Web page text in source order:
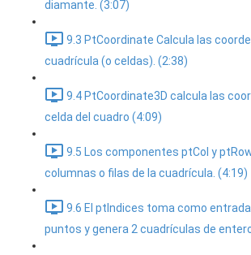
diamante. (3:07)
9.3 PtCoordinate Calcula las
cuadrícula (o celdas). (2:38)
9.4 PtCoordinate3D calcula las
celda del cuadro (4:09)
9.5 Los componentes ptCol y
columnas o filas de la cuadrícula. (4:19)
9.6 El ptIndices toma como
puntos y genera 2 cuadrículas de